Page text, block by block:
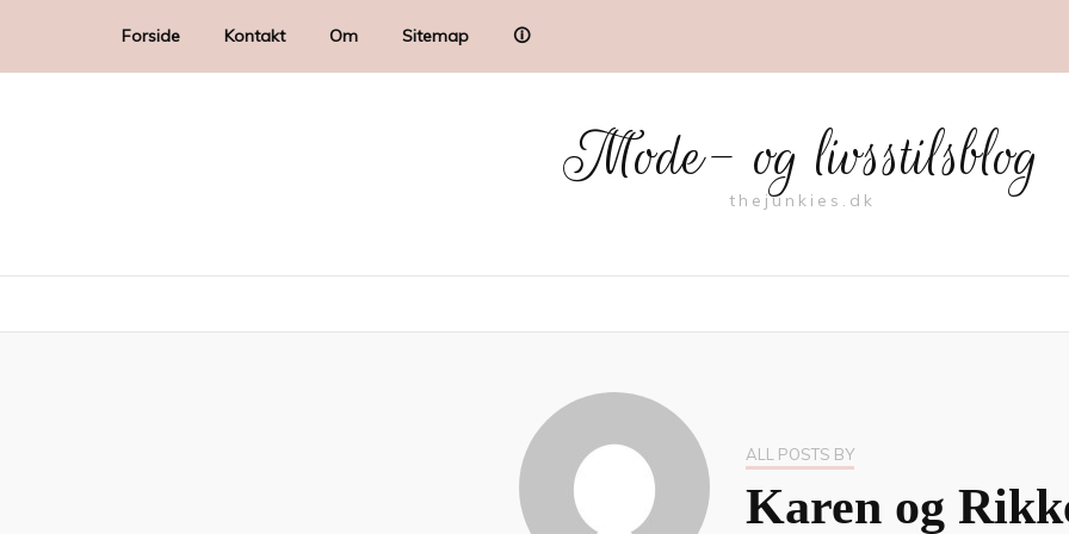
Forside Kontakt Om Sitemap 🛈
Mode- og livsstilsblog
thejunkies.dk
ALL POSTS BY
Karen og